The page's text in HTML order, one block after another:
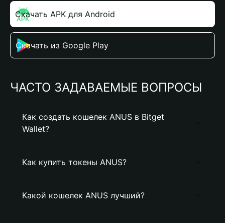
Скачать APK для Android
Скачать из Google Play
ЧАСТО ЗАДАВАЕМЫЕ ВОПРОСЫ
Как создать кошелек ANUS в Bitget
Wallet?
Как купить токены ANUS?
Какой кошелек ANUS лучший?